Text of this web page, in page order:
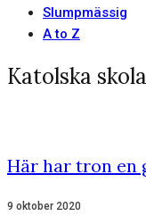
Slumpmässig
A to Z
Katolska
Här har tron en
9 oktober 2020